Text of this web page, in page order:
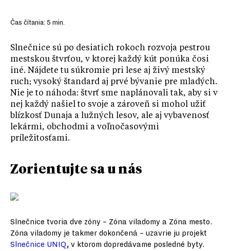
Čas čítania: 5 min.
Slnečnice sú po desiatich rokoch rozvoja pestrou
mestskou štvrťou, v ktorej každý kút ponúka čosi
iné. Nájdete tu súkromie pri lese aj živý mestský
ruch; vysoký štandard aj prvé bývanie pre mladých.
Nie je to náhoda: štvrť sme naplánovali tak, aby si v
nej každý našiel to svoje a zároveň si mohol užiť
blízkosť Dunaja a lužných lesov, ale aj vybavenosť
lekármi, obchodmi a voľnočasovými
príležitosťami.
Zorientujte sa u nás
Slnečnice tvoria dve zóny – Zóna viladomy a Zóna mesto.
Zóna viladomy je takmer dokončená – uzavrie ju projekt
Slnečnice UNIQ, v ktorom dopredávame posledné byty.